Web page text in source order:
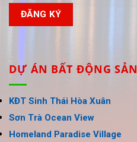
DỰ ÁN BẤT ĐỘNG SẢN
KĐT Sinh Thái Hòa Xuân
Sơn Trà Ocean View
Homeland Paradise Village